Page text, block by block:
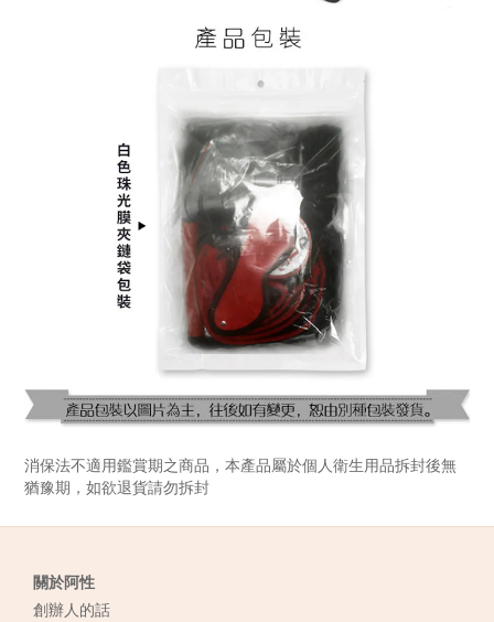
消保法不適用鑑賞期之商品，本產品屬於個人衛生用品拆封後無
猶豫期，如欲退貨請勿拆封
關於阿性
創辦人的話